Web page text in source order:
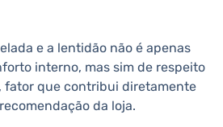
e a lentidão não é apenas
interno, mas sim de respeito
fator que contribui diretamente
da loja.